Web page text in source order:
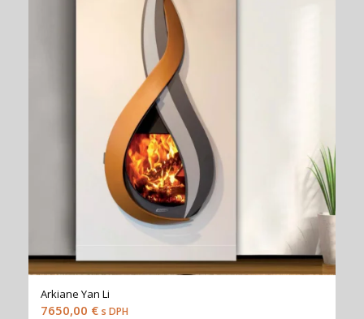
Arkiane Yan Li
7650,00 € s DPH